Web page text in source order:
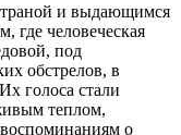
и выдающимся
где человеческая
под
обстрелов, в
голоса стали
теплом,
о